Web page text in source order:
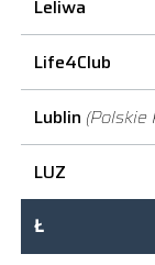
Leliwa
Life4Club
Lublin (Polskie
LUZ
Ł